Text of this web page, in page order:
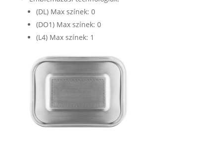
(DL) Max színek: 0
(DO1) Max színek: 0
(L4) Max színek: 1